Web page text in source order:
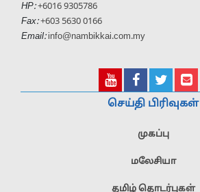
HP:+6016 9305786
Fax: +603 5630 0166
Email: info@nambikkai.com.my
செய்தி பிரிவுகள்
முகப்பு
மலேசியா
தமிழ் தொடர்புகள்